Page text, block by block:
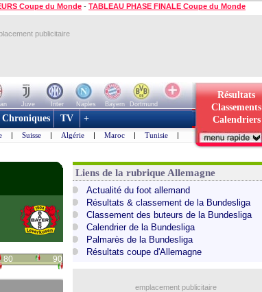
Coupe du Monde - TABLEAU PHASE FINALE Coupe du Monde
publicitaire
Juve Inter Naples Bayern
Dortmund
Résultats
Classements
Calendriers
Chroniques TV +
| Suisse | Algérie | Maroc | Tunisie |
80 90
Liens de la rubrique Allemagne
Actualité du foot allemand
Résultats & classement de la Bundesliga
Classement des buteurs de la Bundesliga
Calendrier de la Bundesliga
Palmarès de la Bundesliga
Résultats coupe d'Allemagne
emplacement publicitaire